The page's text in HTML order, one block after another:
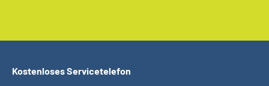
Kostenloses Servicetelefon